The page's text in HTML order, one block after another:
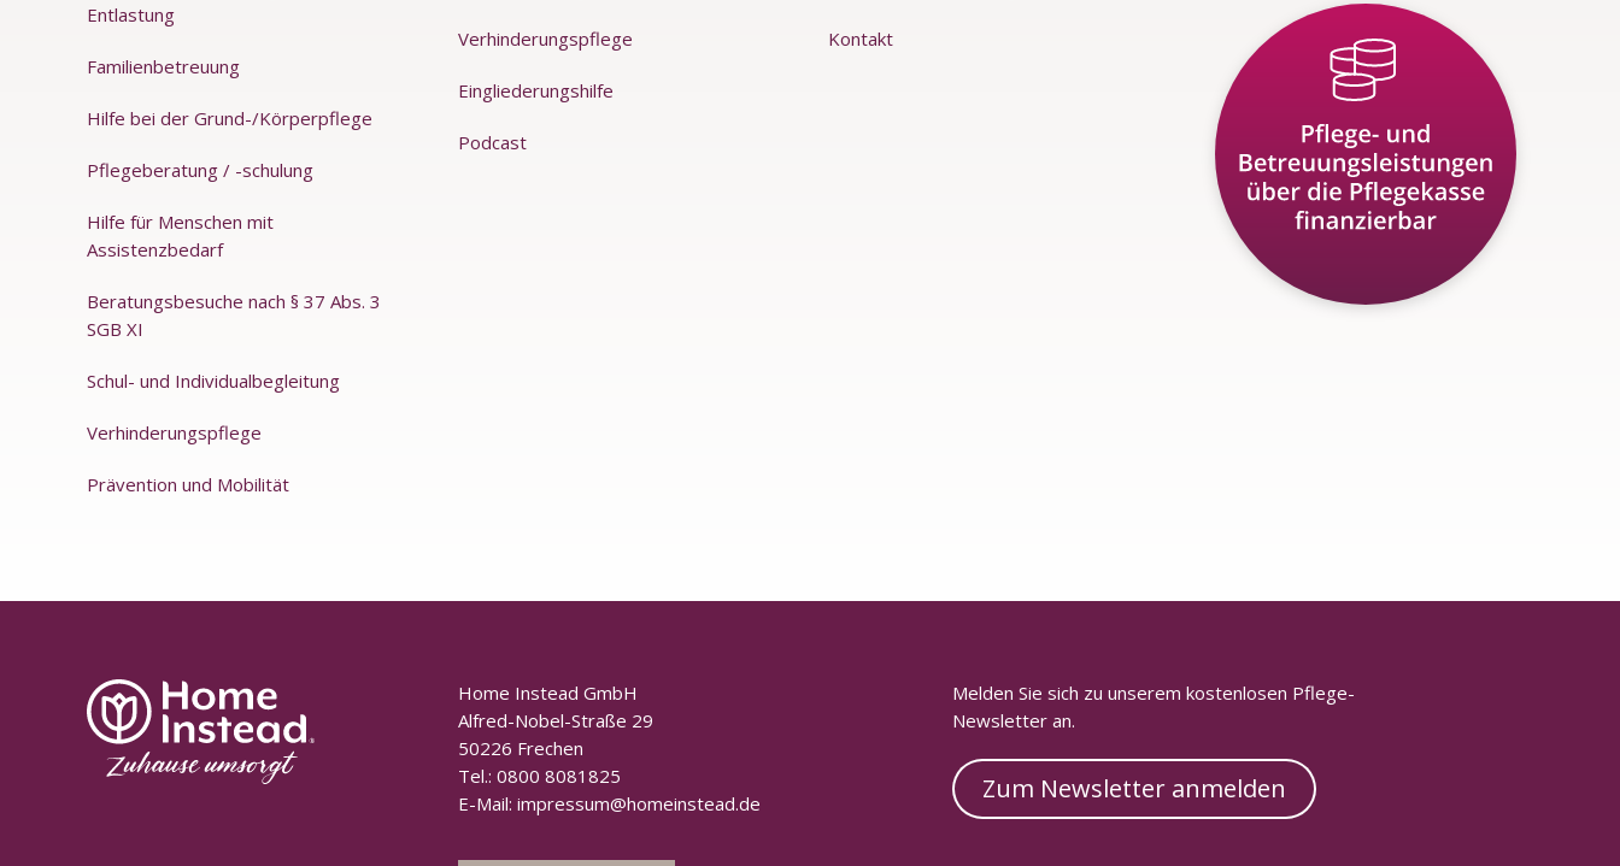
Entlastung
Familienbetreuung
Hilfe bei der Grund-/Körperpflege
Pflegeberatung / -schulung
Hilfe für Menschen mit
Assistenzbedarf
Beratungsbesuche nach § 37 Abs. 3
SGB XI
Schul- und Individualbegleitung
Verhinderungspflege
Prävention und Mobilität
Verhinderungspflege
Eingliederungshilfe
Podcast
Kontakt
Home Instead GmbH
Alfred-Nobel-Straße 29
50226 Frechen
Tel.: 0800 8081825
E-Mail: impressum@homeinstead.de
Melden Sie sich zu unserem kostenlosen Pflege-
Newsletter an.
Zum Newsletter anmelden